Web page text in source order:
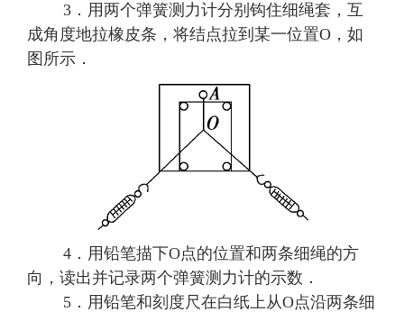
3．用两个弹簧测力计分别钩住细绳套，互
成角度地拉橡皮条，将结点拉到某一位置O，如
图所示．
4．用铅笔描下O点的位置和两条细绳的方
向，读出并记录两个弹簧测力计的示数．
5．用铅笔和刻度尺在白纸上从O点沿两条细